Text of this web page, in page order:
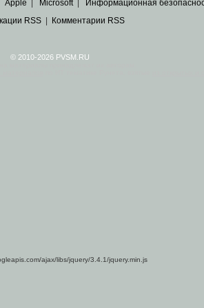
Apple Microsoft| Информационная
RSS| Комментарии RSS
© 2010-2026 PVSM.RU
ajax/libs/jquery/3.4.1/jquery.min.js